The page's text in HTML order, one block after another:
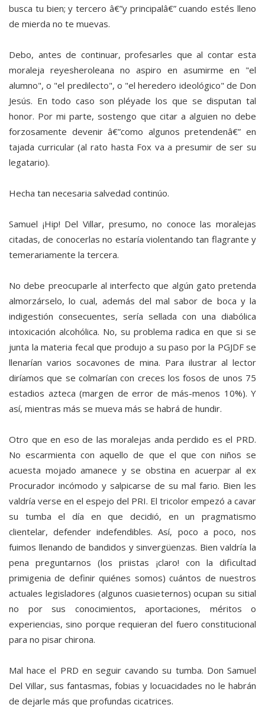
busca tu bien; y tercero â€”y principalâ€” cuando estés lleno
de mierda no te muevas.
Debo, antes de continuar, profesarles que al contar esta
moraleja reyesheroleana no aspiro en asumirme en "el
alumno", o "el predilecto", o "el heredero ideológico" de Don
Jesús. En todo caso son pléyade los que se disputan tal
honor. Por mi parte, sostengo que citar a alguien no debe
forzosamente devenir â€”como algunos pretendenâ€” en
tajada curricular (al rato hasta Fox va a presumir de ser su
legatario).
Hecha tan necesaria salvedad continúo.
Samuel ¡Hip! Del Villar, presumo, no conoce las moralejas
citadas, de conocerlas no estaría violentando tan flagrante y
temerariamente la tercera.
No debe preocuparle al interfecto que algún gato pretenda
almorzárselo, lo cual, además del mal sabor de boca y la
indigestión consecuentes, sería sellada con una diabólica
intoxicación alcohólica. No, su problema radica en que si se
junta la materia fecal que produjo a su paso por la PGJDF se
llenarían varios socavones de mina. Para ilustrar al lector
diríamos que se colmarían con creces los fosos de unos 75
estadios azteca (margen de error de más-menos 10%). Y
así, mientras más se mueva más se habrá de hundir.
Otro que en eso de las moralejas anda perdido es el PRD.
No escarmienta con aquello de que el que con niños se
acuesta mojado amanece y se obstina en acuerpar al ex
Procurador incómodo y salpicarse de su mal fario. Bien les
valdría verse en el espejo del PRI. El tricolor empezó a cavar
su tumba el día en que decidió, en un pragmatismo
clientelar, defender indefendibles. Así, poco a poco, nos
fuimos llenando de bandidos y sinvergüenzas. Bien valdría la
pena preguntarnos (los priistas ¡claro! con la dificultad
primigenia de definir quiénes somos) cuántos de nuestros
actuales legisladores (algunos cuasieternos) ocupan su sitial
no por sus conocimientos, aportaciones, méritos o
experiencias, sino porque requieran del fuero constitucional
para no pisar chirona.
Mal hace el PRD en seguir cavando su tumba. Don Samuel
Del Villar, sus fantasmas, fobias y locuacidades no le habrán
de dejarle más que profundas cicatrices.